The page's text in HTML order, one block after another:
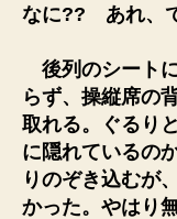
なに?? あれ、
後列のシート
らず、操縦席の
取れる。ぐるり
に隠れているの
りのぞき込むが
かった。やはり